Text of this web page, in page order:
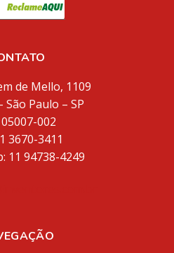
de Mello, 1109
São Paulo – SP
05007-002
3670-3411
11 94738-4249